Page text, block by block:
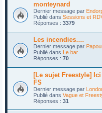
monteynard
Dernier message par
Publié dans Sessions et
Réponses : 3379
Les incendies....
Dernier message par
Publié dans Le bar
Réponses : 70
[Le sujet Freestyle]
FS
Dernier message par
Publié dans Vague et
Réponses : 31